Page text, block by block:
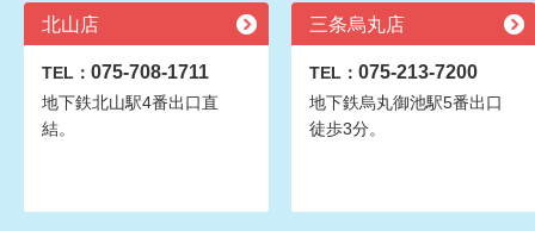
北山店
TEL： 075-708-1711
地下鉄北山駅4番出口直
結。
三条烏丸店
TEL： 075-213-7200
地下鉄烏丸御池駅5番出口
徒歩3分。